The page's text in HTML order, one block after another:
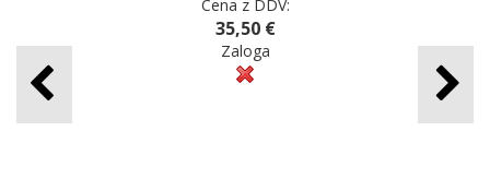
Cena z DDV:
35,50 €
Zaloga